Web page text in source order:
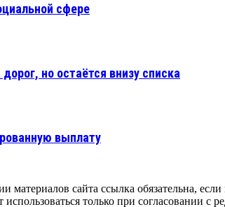
сфере
но остаётся внизу списка
выплату
сайта ссылка обязательна,
только при согласовании с